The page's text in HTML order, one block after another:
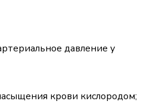
давление у
крови кислородом;